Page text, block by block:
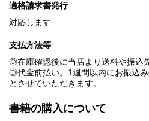
適格請求書発行
対応します
支払方法等
◎在庫確認後に当店より送料や振込
◎代金前払い。1週間以内にお振込
とさせていただきます。
書籍の購入について